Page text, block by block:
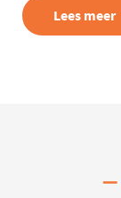
Lees meer